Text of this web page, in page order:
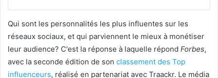
Qui sont les personnalités les plus influentes sur les
réseaux sociaux, et qui parviennent le mieux à monétiser
leur audience? C'est la réponse à laquelle répond Forbes,
avec la seconde édition de son classement des Top
influenceurs, réalisé en partenariat avec Traackr. Le média